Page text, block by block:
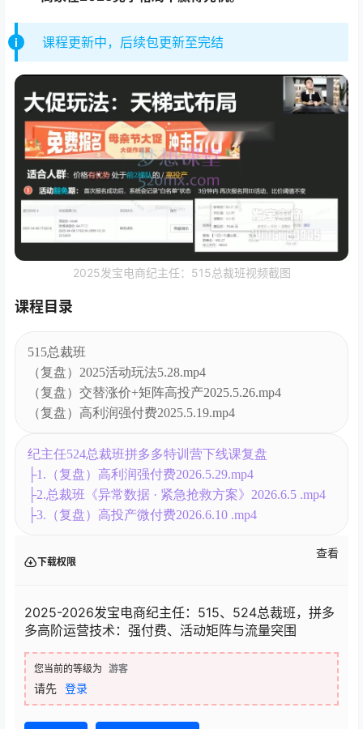
课程更新中，后续包更新至完结
2025发宝电商纪主任：515总裁班视频截图
课程目录
515总裁班
（复盘）2025活动玩法5.28.mp4
（复盘）交替涨价+矩阵高投产2025.5.26.mp4
（复盘）高利润强付费2025.5.19.mp4
纪主任524总裁班拼多多特训营下线课复盘
├1.（复盘）高利润强付费2026.5.29.mp4
├2.总裁班《异常数据 · 紧急抢救方案》2026.6.5 .mp4
├3.（复盘）高投产微付费2026.6.10 .mp4
下载权限
查看
2025-2026发宝电商纪主任：515、524总裁班，拼多
多高阶运营技术：强付费、活动矩阵与流量突围
您当前的等级为 游客
请先 登录